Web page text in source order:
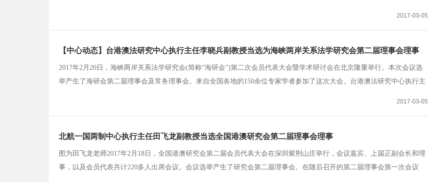
2017-03-05
【中心动态】台港澳法研究中心执行主任李晓兵副教授当选为海峡两岸关系法学研究会第二届理事会理事
2017年2月20日，海峡两岸关系法学研究会(简称“海研会”)第二次会员代表大会暨学术研讨会在北京隆重举行。本次会议选
举产生了海研会第二届理事会及常务理事会。来自全国各地的150余位专家学者参加了这次大会。台港澳法研究中心执行主
2017-03-05
北航一国两制中心执行主任田飞龙副教授当选全国港澳研究会第二届理事会理事
图为田飞龙老师2017年2月18日，全国港澳研究会第二届会员代表大会在深圳紫荆山庄举行，会议嘉宾、上届正副会长和理
事，以及会员代表共计220多人出席会议。会议选举产生了研究会第二届理事会。在随后召开的第二届理事会第一次会议